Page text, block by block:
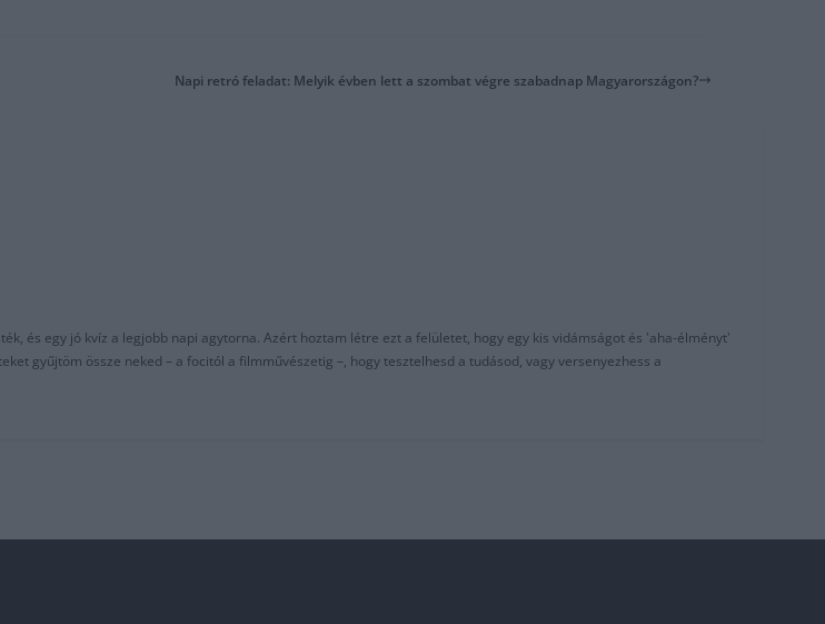
Napi retró feladat: Melyik évben lett a szombat végre szabadnap Magyarországon?
és egy jó kvíz a legjobb napi agytorna. Azért hoztam létre ezt a felületet, hogy egy kis vidámságot és 'aha-élményt'
gyűjtöm össze neked – a focitól a filmművészetig –, hogy tesztelhesd a tudásod, vagy versenyezhess a